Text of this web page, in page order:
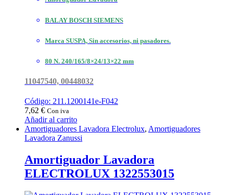
BALAY BOSCH SIEMENS
Marca SUSPA, Sin accesorios, ni pasadores.
80 N. 240/165/8×24/13×22 mm
11047540, 00448032
Código: 211.1200141e-F042
7,62 € Con iva
Añadir al carrito
Amortiguadores Lavadora Electrolux, Amortiguadores
Lavadora Zanussi
Amortiguador Lavadora
ELECTROLUX 1322553015